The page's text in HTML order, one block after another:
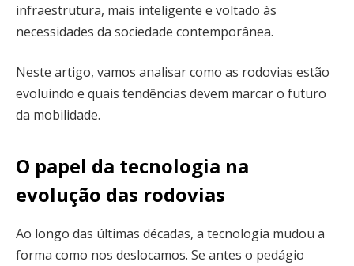
infraestrutura, mais inteligente e voltado às
necessidades da sociedade contemporânea.
Neste artigo, vamos analisar como as rodovias estão
evoluindo e quais tendências devem marcar o futuro
da mobilidade.
O papel da tecnologia na
evolução das rodovias
Ao longo das últimas décadas, a tecnologia mudou a
forma como nos deslocamos. Se antes o pedágio